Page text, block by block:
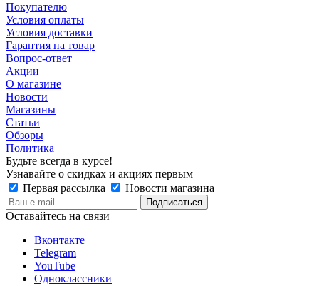
Покупателю
Условия оплаты
Условия доставки
Гарантия на товар
Вопрос-ответ
Акции
О магазине
Новости
Магазины
Статьи
Обзоры
Политика
Будьте всегда в курсе!
Узнавайте о скидках и акциях первым
Первая рассылка
Новости магазина
Оставайтесь на связи
Вконтакте
Telegram
YouTube
Одноклассники